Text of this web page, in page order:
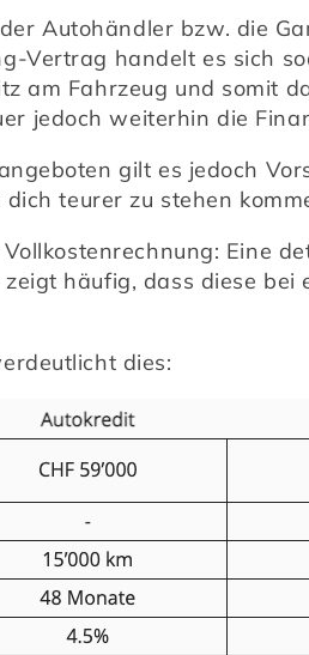
Autohändler bzw. die
Vertrag handelt es sich
am Fahrzeug und somit
jedoch weiterhin die
gilt es jedoch
teurer zu stehen
Eine
häufig, dass diese bei
dies: